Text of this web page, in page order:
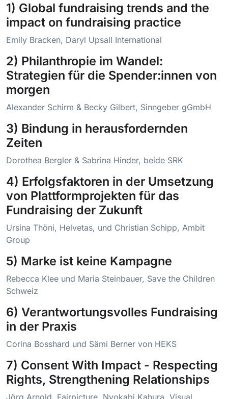
1) Global fundraising trends and the
impact on fundraising practice
Emily Bracken, Daryl Upsall International
2) Philanthropie im Wandel:
Strategien für die Spender:innen von
morgen
Alexander Schirm & Becky Gilbert, Sinngeber gGmbH
3) Bindung in herausfordernden
Zeiten
Dorothea Bergler & Sabrina Hinder, beide SRK
4) Erfolgsfaktoren in der Umsetzung
von Plattformprojekten für das
Fundraising der Zukunft
Ursina Thöni, Helvetas, und Christian Schipp, Ambit
Group
5) Marke ist keine Kampagne
Rebecca Klee und Maria Steinbauer, Save the Children
Schweiz
6) Verantwortungsvolles Fundraising
in der Praxis
Corina Bosshard und Sämi Berner von HEKS
7) Consent With Impact - Respecting
Rights, Strengthening Relationships